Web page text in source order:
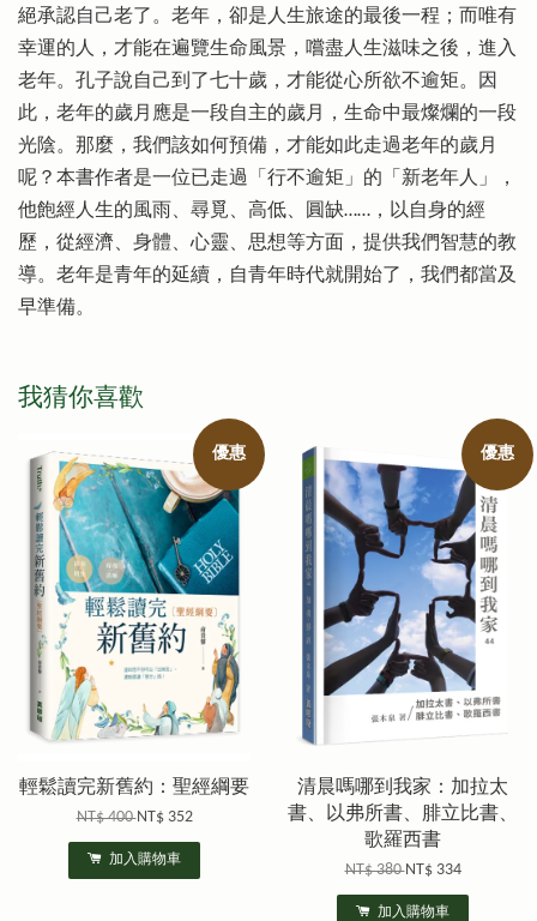
絕承認自己老了。老年，卻是人生旅途的最後一程；而唯有
幸運的人，才能在遍覽生命風景，嚐盡人生滋味之後，進入
老年。孔子說自己到了七十歲，才能從心所欲不逾矩。因
此，老年的歲月應是一段自主的歲月，生命中最燦爛的一段
光陰。那麼，我們該如何預備，才能如此走過老年的歲月
呢？本書作者是一位已走過「行不逾矩」的「新老年人」，
他飽經人生的風雨、尋覓、高低、圓缺……，以自身的經
歷，從經濟、身體、心靈、思想等方面，提供我們智慧的教
導。老年是青年的延續，自青年時代就開始了，我們都當及
早準備。
我猜你喜歡
優惠
輕鬆讀完新舊約：聖經綱要
NT$ 400NT$ 352
加入購物車
優惠
清晨嗎哪到我家：加拉太
書、以弗所書、腓立比書、
歌羅西書
NT$ 380NT$ 334
加入購物車